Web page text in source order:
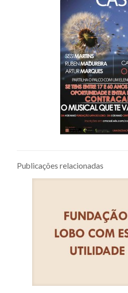
Publicações relacionadas